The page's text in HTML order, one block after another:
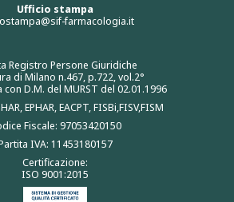
Ufficio stampa
farmacologia.it
Registro Persone Giuridiche
di Milano n.467, p.722, vol.2°
con D.M. del MURST del 02.01.1996
EPHAR, EACPT, FISBi,FISV,FISM
Fiscale: 97053420150
IVA: 11453180157
Certificazione:
ISO 9001:2015